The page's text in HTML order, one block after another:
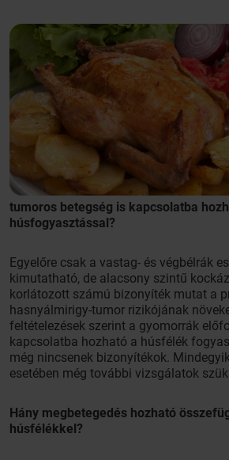
tumoros betegség is kapcsolatba
húsfogyasztással?
Egyelőre csak a vastag- és végbélrák
kimutatható, de alacsony szintű
korlátozott számú bizonyíték mutat a
hasnyálmirigy-tumor rizikójának
feltételezések szerint a gyomorrák
kapcsolatba hozható a húsfélék
még nincsenek bizonyítékok.
esetében még további vizsgálatok
Hány megbetegedés hozható
húsfélékkel?